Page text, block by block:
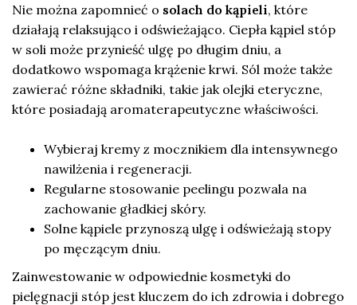
Nie można zapomnieć o solach do kąpieli, które
działają relaksująco i odświeżająco. Ciepła kąpiel stóp
w soli może przynieść ulgę po długim dniu, a
dodatkowo wspomaga krążenie krwi. Sól może także
zawierać różne składniki, takie jak olejki eteryczne,
które posiadają aromaterapeutyczne właściwości.
Wybieraj kremy z mocznikiem dla intensywnego
nawilżenia i regeneracji.
Regularne stosowanie peelingu pozwala na
zachowanie gładkiej skóry.
Solne kąpiele przynoszą ulgę i odświeżają stopy
po męczącym dniu.
Zainwestowanie w odpowiednie kosmetyki do
pielęgnacji stóp jest kluczem do ich zdrowia i dobrego